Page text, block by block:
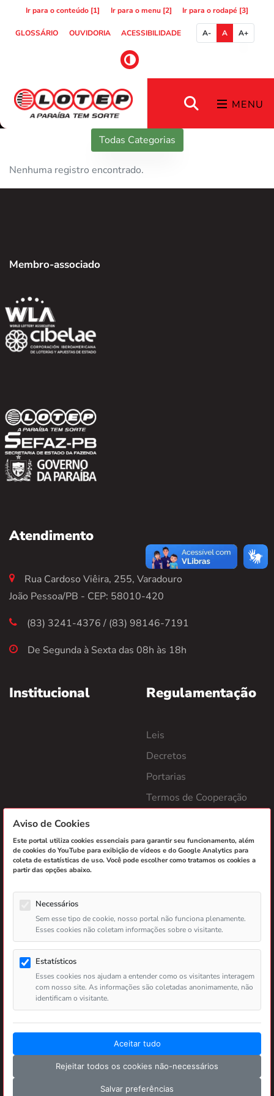
Ir para o conteúdo [1] Ir para o menu [2] Ir para o rodapé [3]
GLOSSÁRIO OUVIDORIA ACESSIBILIDADE A- A A+
MENU
Todas Categorias
Nenhuma registro encontrado.
Membro-associado
Atendimento
Rua Cardoso Viêira, 255, Varadouro
João Pessoa/PB - CEP: 58010-420
(83) 3241-4376 / (83) 98146-7191
De Segunda à Sexta das 08h às 18h
Institucional Regulamentação
Leis
Decretos
Portarias
Termos de Cooperação
Jogos e Sorteios
Autorizados
Loteria Instantânea
Aposta de Quota Fixa
Passiva
Ouvidoria Lotep
Copyright ©2026 LOTEP - Loteria do Estado da Paraíba.
Aviso de Cookies
Este portal utiliza cookies essenciais para garantir seu funcionamento, além
de cookies do YouTube para exibição de vídeos e do Google Analytics para
coleta de estatísticas de uso. Você pode escolher como tratamos os cookies a
partir das opções abaixo.
Necessários
Sem esse tipo de cookie, nosso portal não funciona plenamente.
Esses cookies não coletam informações sobre o visitante.
Estatísticos
Esses cookies nos ajudam a entender como os visitantes interagem
com nosso site. As informações são coletadas anonimamente, não
identificam o visitante.
Aceitar tudo
Rejeitar todos os cookies não-necessários
Salvar preferências